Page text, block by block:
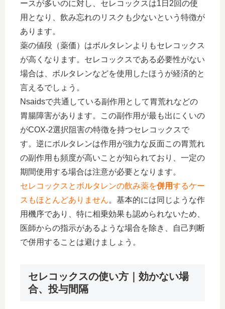
ースが多いのに対し、セレコックスは1日2回の使
用となり、飲み忘れのリスクも少ないという特徴が
あります。
薬の値段（薬価）はボルタレンよりもセレコックス
が高くなります。セレコックスである必要性がない
場合は、ボルタレンなどを使用したほうが経済的と
言えるでしょう。
Nsaidsで共通している副作用として胃荒れなどの
胃腸障害があります。この副作用が最も出にくいの
がCOX-2選択阻害の特徴を持つセレコックスで
す。逆にボルタレンは作用が強力な反面この胃荒れ
の副作用も頻度が高いことが知られており、一定の
期間使用する場合は注意が必要となります。
セレコックスとボルタレンの飲み薬を併用するケー
スもほとんどありません。基本的には同じような作
用機序であり、特に相乗効果も認められないため、
医師からの指示があるような場合を除き、自己判断
で併用することは避けましょう。
セレコックスの使い方｜効かない場
合、投与間隔